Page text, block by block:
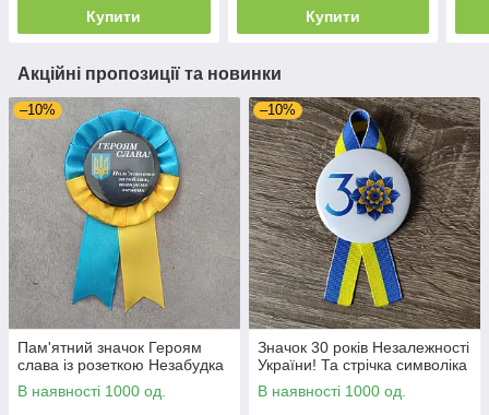
Купити Купити
Акційні пропозиції та новинки
–10%
Пам'ятний значок Героям
слава із розеткою Незабудка
В наявності 1000 од.
–10%
Значок 30 років Незалежності
України! Та стрічка символіка
В наявності 1000 од.